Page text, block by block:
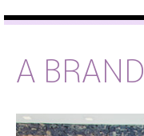
A BRAND